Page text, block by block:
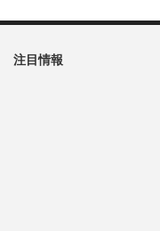
注目情報